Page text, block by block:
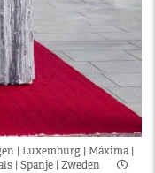
Luxemburg Máxima
Spanje Zweden